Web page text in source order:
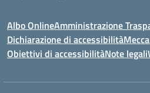
Albo OnlineAmministrazione
Dichiarazione di accessibilità
Obiettivi di accessibilitàNote legali